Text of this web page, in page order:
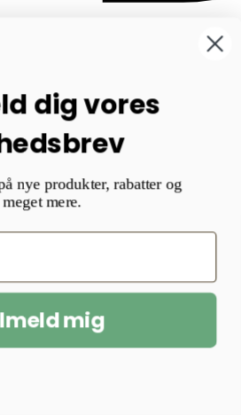
dig vores
nye produkter, rabatter og
meget mere.
mig